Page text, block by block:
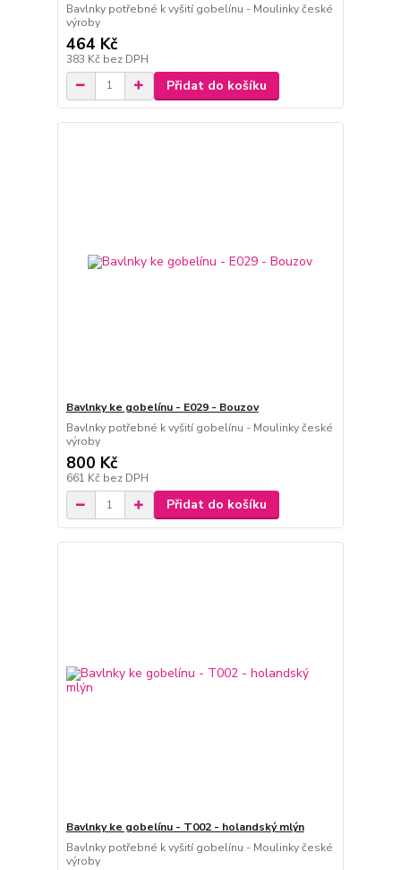
Bavlnky potřebné k vyšití gobelínu - Moulinky české
výroby
464 Kč
383 Kč bez DPH
Přidat do košíku
Bavlnky ke gobelínu - E029 - Bouzov
Bavlnky potřebné k vyšití gobelínu - Moulinky české
výroby
800 Kč
661 Kč bez DPH
Přidat do košíku
Bavlnky ke gobelínu - T002 - holandský mlýn
Bavlnky potřebné k vyšití gobelínu - Moulinky české
výroby